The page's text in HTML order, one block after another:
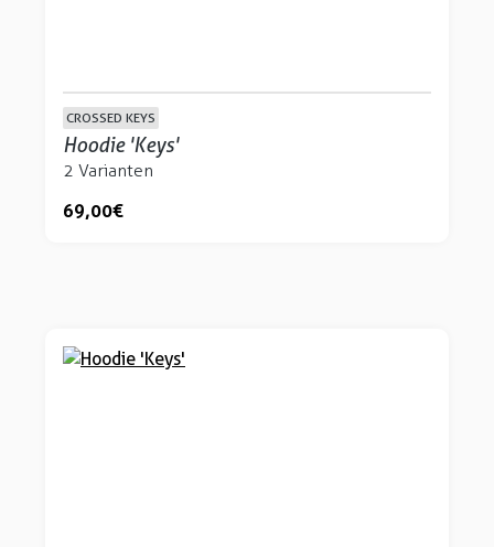
CROSSED KEYS
Hoodie 'Keys'
2 Varianten
69,00 €